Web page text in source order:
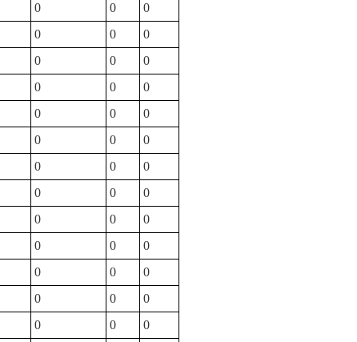
0 0
0
0 0
0
0 0
0
0 0
0
0 0
0
0 0
0
0 0
0
0 0
0
0 0 0
0 0
0
0 0
0
0 0
0
0 0
0